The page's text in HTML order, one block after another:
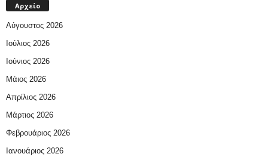
Αρχείο
Αύγουστος 2026
Ιούλιος 2026
Ιούνιος 2026
Μάιος 2026
Απρίλιος 2026
Μάρτιος 2026
Φεβρουάριος 2026
Ιανουάριος 2026